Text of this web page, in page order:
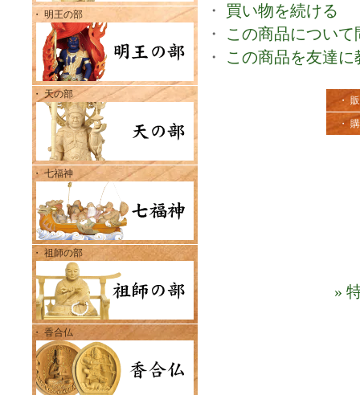
・ 明王の部
・ 天の部
・ 七福神
・ 祖師の部
・ 香合仏
・ 買い物を続ける
・ この商品につい
・ この商品を友達に
・
・
»